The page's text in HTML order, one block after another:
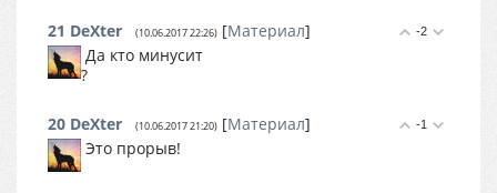
-2
21 DеXter (10.06.2017 22:26) [Материал]
Да кто минусит
?
-1
20 DеXter (10.06.2017 21:20) [Материал]
Это прорыв!